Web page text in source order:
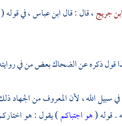
ابن جريج، قال : قالابن عباس، في
قول ذكره عنالضحاكبعض من في
سبيل الله ، لأن المعروف من
. قوله (هو اجتباكم) يقول : هو